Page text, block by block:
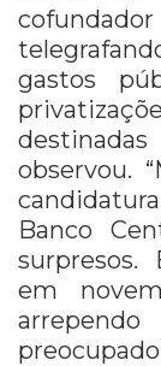
gastos
observou.
Banco
surpresos.
em